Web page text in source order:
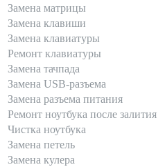
Замена матрицы
Замена клавиши
Замена клавиатуры
Ремонт клавиатуры
Замена тачпада
Замена USB-разъема
Замена разъема питания
Ремонт ноутбука после залития
Чистка ноутбука
Замена петель
Замена кулера